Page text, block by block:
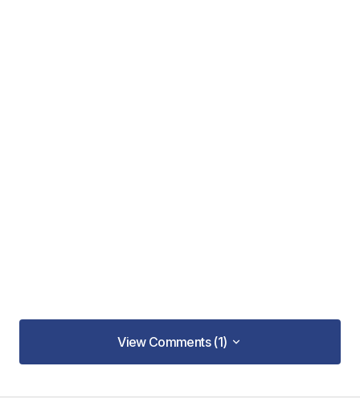
View Comments (1)
View Comments (1)